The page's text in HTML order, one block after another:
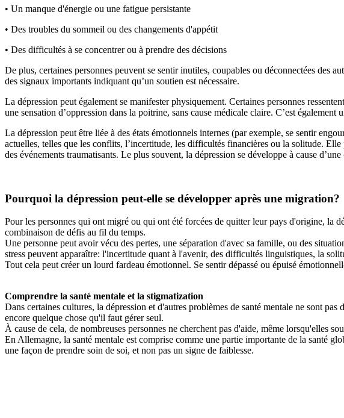
• Un manque d'énergie ou une fatigue persistante
• Des troubles du sommeil ou des changements d'appétit
• Des difficultés à se concentrer ou à prendre des décisions
De plus, certaines personnes peuvent se sentir inutiles, coupables ou déconnectées des
des signaux importants indiquant qu’un soutien est nécessaire.
La dépression peut également se manifester physiquement. Certaines personnes
une sensation d’oppression dans la poitrine, sans cause médicale claire. C’est
La dépression peut être liée à des états émotionnels internes (par exemple, se sentir
actuelles, telles que les conflits, l’incertitude, les difficultés financières ou la solitude.
des événements traumatisants. Le plus souvent, la dépression se développe à cause
Pourquoi la dépression peut-elle se développer après une migration?
Pour les personnes qui ont migré ou qui ont été forcées de quitter leur pays d'origine, la
combinaison de défis au fil du temps.
Une personne peut avoir vécu des pertes, une séparation d'avec sa famille, ou des
stress peuvent apparaître: l'incertitude quant à l'avenir, des difficultés linguistiques, la
Tout cela peut créer un lourd fardeau émotionnel. Se sentir dépassé ou épuisé
Comprendre la santé mentale et la stigmatization
Dans certaines cultures, la dépression et d'autres problèmes de santé mentale ne sont
encore quelque chose qu'il faut gérer seul.
À cause de cela, de nombreuses personnes ne cherchent pas d'aide, même lorsqu'elles
En Allemagne, la santé mentale est comprise comme une partie importante de la santé
une façon de prendre soin de soi, et non pas un signe de faiblesse.